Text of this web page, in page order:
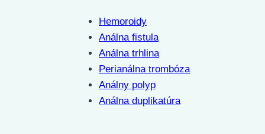
Hemoroidy
Análna fistula
Análna trhlina
Perianálna trombóza
Análny polyp
Análna duplikatúra